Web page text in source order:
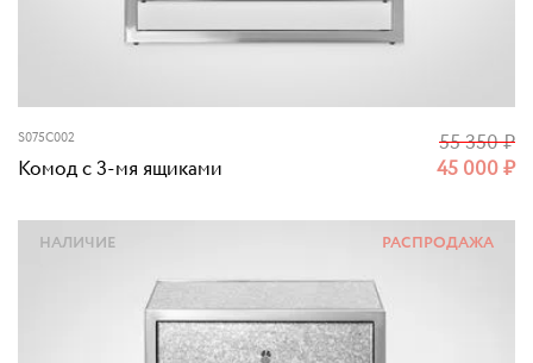
S075C002
Комод с 3-мя ящиками 45 000₽
55 350₽
РАСПРОДАЖА
НАЛИЧИЕ